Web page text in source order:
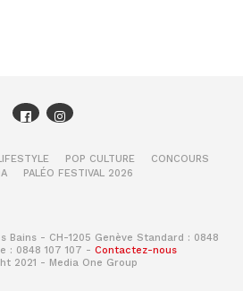
POP CULTURE
CONCOURS
PALÉO FESTIVAL 2026
Bains - CH-1205 Genève Standard : 0848
: 0848 107 107 - Contactez-nous
2021 - Media One Group